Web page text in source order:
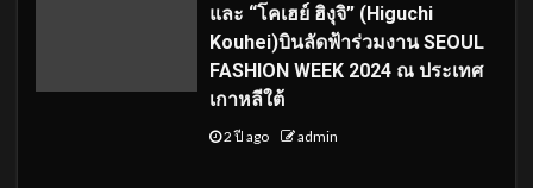
และ “โคเฮย์ ฮิงุจิ” (Higuchi
Kouhei)บินลัดฟ้าร่วมงาน SEOUL
FASHION WEEK 2024 ณ ประเทศ
เกาหลีใต้
2 ปี ago admin